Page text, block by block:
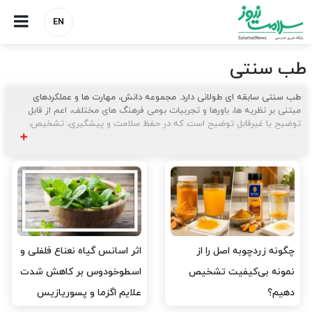
EN
طب سنتی
طب سنتی سابقه ای طولانی دارد. مجموعه دانش، مهارت ها و عملکردهای
مبتنی بر نظریه ها، باورها و تجربیات بومی فرهنگ های مختلف، اعم از قابل
توضیح یا غیرقابل توضیح است که در حفظ سلامت و پیشگیری، تشخیص،
که بر اساس دانش و تجربه‌های گذشته نسل‌های مختلف در زمینهٔ درمان
بیماری‌ها و حفظ سلامت افراد به کار گرفته می‌شود. این نوع طب، به‌طور عمده
در شرق و جنوب آسیا، خاورمیانه و شمال آفریقا، به‌عنوان یک روش درمانی
مکمل شناخته شده است.
طب سنتی همچنان بخش قابل توجهی از مراقبت های بهداشتی را در بسیاری از
مناطق تشکیل می دهد. صد و هفتاد کشور از 194 کشور عضو WHO در مورد
استفاده از داروهای گیاهی، طب سوزنی، یوگا، درمان‌های بومی و سایر اشکال
داروهای سنتی گزارش داده‌اند.
اصول و ویژگی‌های طب سنتی:
➕
چگونه زردچوبه اصل را از
نمونه بی‌کیفیت تشخیص
دهیم؟
اثر اسانس گیاه نعناع فلفلی و
اسطوخودوس بر کاهش شدت
علایم اگزما و پسوریازیس